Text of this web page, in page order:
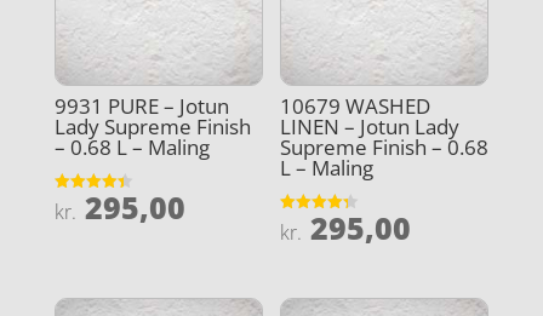
9931 PURE – Jotun
Lady Supreme Finish
– 0.68 L – Maling
Vurderet
4.4
kr. 295,00
10679 WASHED
LINEN – Jotun Lady
Supreme Finish – 0.68
L – Maling
Vurderet
4.3
kr. 295,00